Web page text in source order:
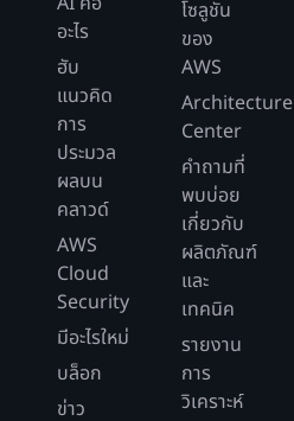
อะไร
ฮับ
แนวคิด
การ
ประมวล
ผลบน
คลาวด์
AWS
Cloud
Security
มีอะไรใหม่
บล็อก
ข่าว
โซลูชัน
ของ
AWS
Architecture
Center
คำถามที่
พบบ่อย
เกี่ยวกับ
ผลิตภัณฑ์
และ
เทคนิค
รายงาน
การ
วิเคราะห์